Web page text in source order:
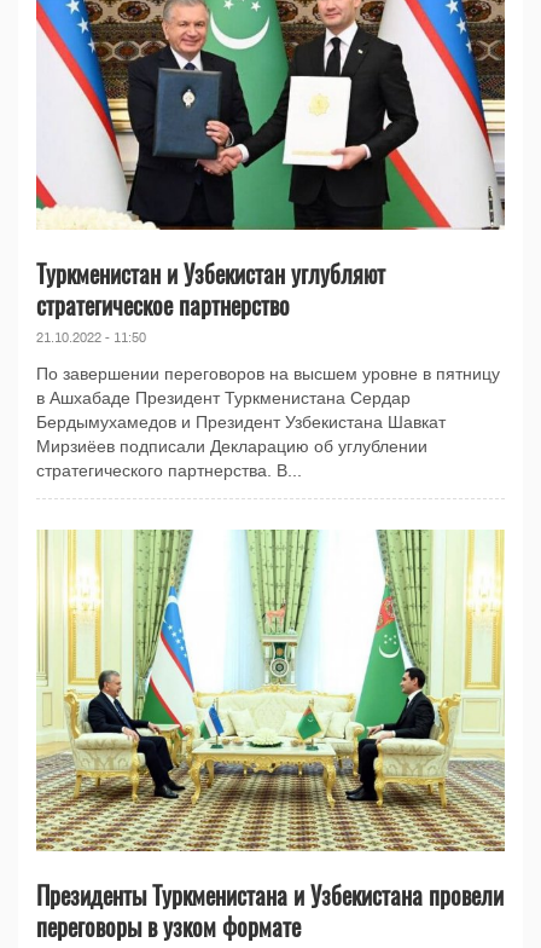
Туркменистан и Узбекистан углубляют
стратегическое партнерство
21.10.2022 - 11:50
По завершении переговоров на высшем уровне в пятницу
в Ашхабаде Президент Туркменистана Сердар
Бердымухамедов и Президент Узбекистана Шавкат
Мирзиёев подписали Декларацию об углублении
стратегического партнерства. В...
Президенты Туркменистана и Узбекистана провели
переговоры в узком формате